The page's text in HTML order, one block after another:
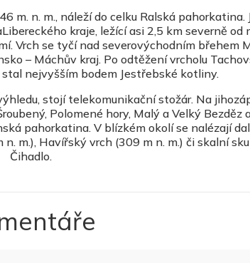
m. n. m., náleží do celku Ralská pahorkatina.
kraje, ležící asi 2,5 km severně od
Vrch se tyčí nad severovýchodním břehem
– Máchův kraj. Po odtěžení vrcholu
nejvyšším bodem Jestřebské kotliny.
stojí telekomunikační stožár. Na
Polomené hory, Malý a Velký Bezděz
pahorkatina. V blízkém okolí se nalézají
m.), Havířský vrch (309 m n. m.) či skalní
Čihadlo.